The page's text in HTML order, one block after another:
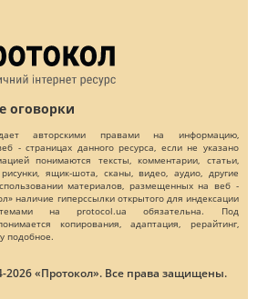
оговорки
авторскими правами на информацию,
- страницах данного ресурса, если не указано
понимаются тексты, комментарии, статьи,
ящик-шота, сканы, видео, аудио, другие
материалов, размещенных на веб -
наличие гиперссылки открытого для индексации
на protocol.ua обязательна. Под
копирования, адаптация, рерайтинг,
подобное.
2026 «Протокол». Все права защищены.